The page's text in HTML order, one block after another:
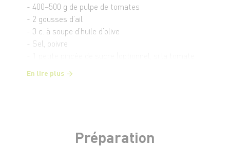
- 400–500 g de pulpe de tomates
- 2 gousses d’ail
- 3 c. à soupe d’huile d’olive
- Sel, poivre
- 1 poignée de basilic frais
En lire plus
Préparation